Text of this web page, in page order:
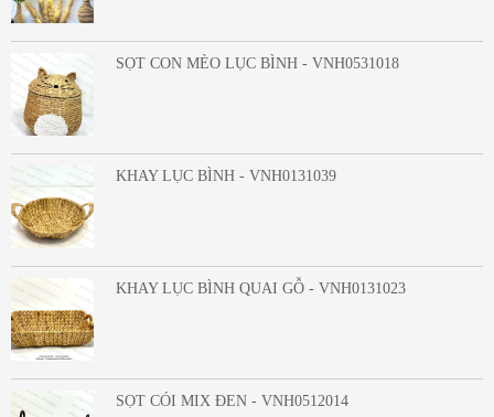
SỌT CON MÈO LỤC BÌNH - VNH0531018
KHAY LỤC BÌNH - VNH0131039
KHAY LỤC BÌNH QUAI GỖ - VNH0131023
SỌT CÓI MIX ĐEN - VNH0512014